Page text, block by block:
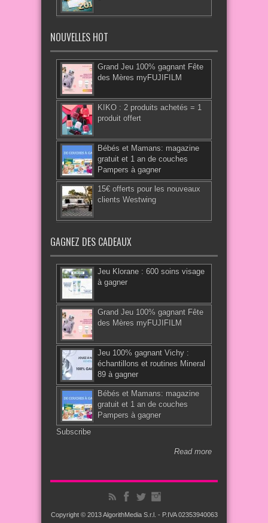
NOUVELLES HOT
Grand Jeu 100% gagnant Fête
des Mères myFUJIFILM
KIKO : 2 produits achetés = 1
produit offert
Bébés et Mamans: magazine
gratuit et 1 an de couches
Pampers à gagner
15€ offerts pour les nouveaux
clients Westwing
GAGNEZ DES CADEAUX
Jeu Klorane : 600 soins visage
à gagner
Grand Jeu 100% gagnant Fête
des Mères myFUJIFILM
Jeu 100% gagnant Vichy :
échantillons et routines Mineral
89 à gagner
Bébés et Mamans: magazine
gratuit et 1 an de couches
Pampers à gagner
Subscribe
Read more
Copyright © 2013AlgorithMedia S.r.l. - P.IVA 02353940063